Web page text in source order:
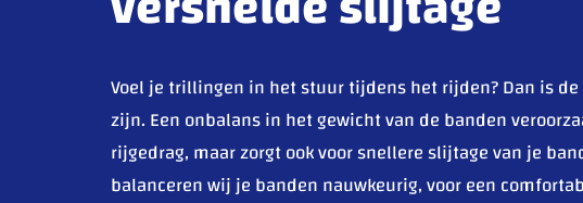
Voel je trillingen in het stuur tijdens het rijden? Dan is
zijn. Een onbalans in het gewicht van de banden
rijgedrag, maar zorgt ook voor snellere slijtage van je
balanceren wij je banden nauwkeurig, voor een